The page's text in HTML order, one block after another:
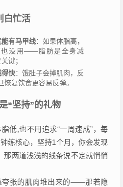
白忙活
有马甲线：如果体脂高，
也没用——脂肪是全身减
键；
得快：饿肚子会掉肌肉，反
复饮食更容易反弹。
“坚持”的礼物
低,也不用追求“一周速成”，每
练核心，坚持1个月，你会发现
那两道浅浅的线条说不定就悄悄
夸张的肌肉堆出来的——那若隐